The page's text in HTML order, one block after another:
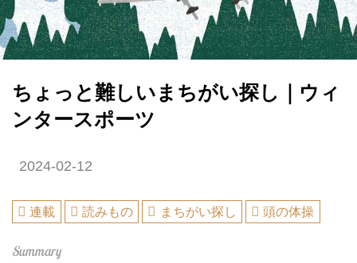
ちょっと難しいまちがい探し｜ウィ
ンタースポーツ
2024-02-12
連載 読みもの まちがい探し 頭の体操